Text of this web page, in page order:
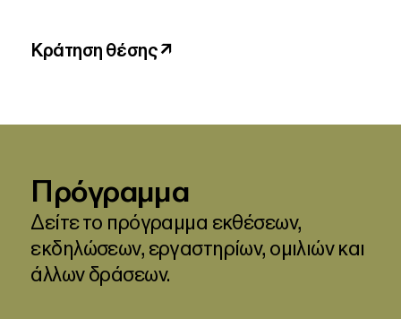
Κράτηση θέσης ↗
Πρόγραμμα
Δείτε το πρόγραμμα εκθέσεων,
εκδηλώσεων, εργαστηρίων, ομιλιών και
άλλων δράσεων.